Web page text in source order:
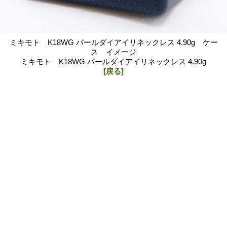
ミキモト K18WG パールダイアイリネックレス 4.90g ケー
ス イメージ
ミキモト K18WG パールダイアイリネックレス 4.90g
[戻る]